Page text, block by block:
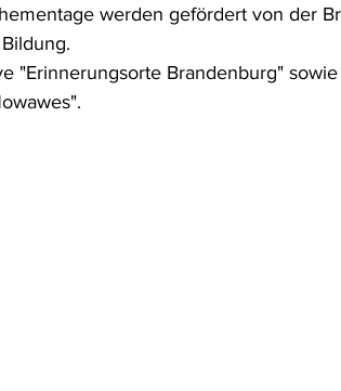
werden gefördert von der
"Erinnerungsorte Brandenburg"